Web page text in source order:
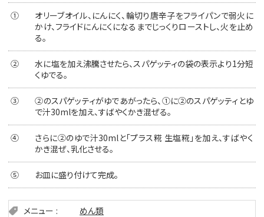
①
オリーブオイル、にんにく、輪切り唐辛子をフライパンで弱火に
かけ、フライドにんにくになるまでじっくりローストし、火を止め
る。
②
水に塩を加え沸騰させたら、スパゲッティの袋の表示より1分短
くゆでる。
③
②のスパゲッティがゆであがったら、①に②のスパゲッティとゆ
で汁30mlを加え、すばやくかき混ぜる。
④
さらに②のゆで汁30mlと「プラス糀 生塩糀」を加え、すばやく
かき混ぜ、乳化させる。
⑤ お皿に盛り付けて完成。
メニュー
めん類